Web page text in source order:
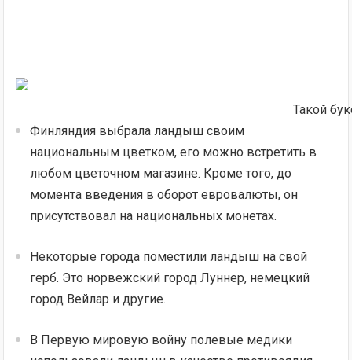
Такой
Финляндия выбрала ландыш своим
национальным цветком, его можно встретить в
любом цветочном магазине. Кроме того, до
момента введения в оборот евровалюты, он
присутствовал на национальных монетах.
Некоторые города поместили ландыш на свой
герб. Это норвежский город Луннер, немецкий
город Вейлар и другие.
В Первую мировую войну полевые медики